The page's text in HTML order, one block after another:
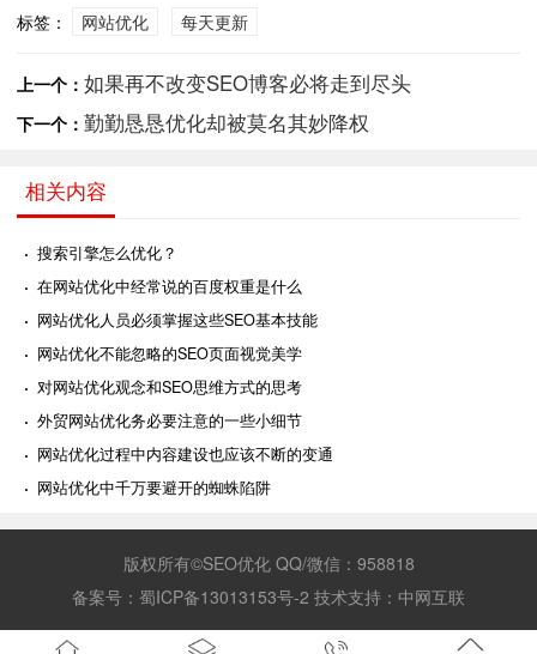
标签：
网站优化 每天更新
上一个： 如果再不改变SEO博客必将走到尽头
下一个： 勤勤恳恳优化却被莫名其妙降权
相关内容
· 搜索引擎怎么优化？
· 在网站优化中经常说的百度权重是什么
· 网站优化人员必须掌握这些SEO基本技能
· 网站优化不能忽略的SEO页面视觉美学
· 对网站优化观念和SEO思维方式的思考
· 外贸网站优化务必要注意的一些小细节
· 网站优化过程中内容建设也应该不断的变通
· 网站优化中千万要避开的蜘蛛陷阱
版权所有©SEO优化 QQ/微信：958818
备案号： 蜀ICP备13013153号-2 技术支持： 中网互联